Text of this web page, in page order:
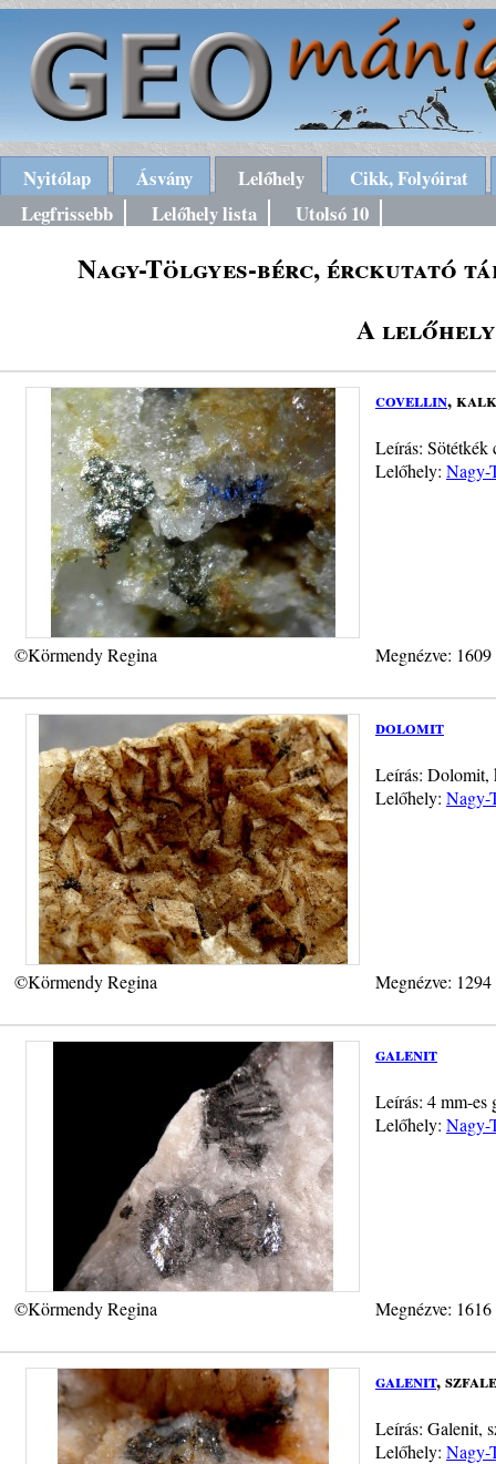
Nyitólap Ásvány Lelőhely
Cikk, Folyóirat
Legfrissebb
Lelőhely lista Utolsó 10
Nagy-Tölgyes-bérc, érckutató
A lelőhely
covellin,
Leírás: Sötétkék
Lelőhely: Nagy-
©Körmendy Regina Megnézve:
dolomit
Leírás: Dolomit,
Lelőhely: Nagy-
©Körmendy Regina Megnézve:
galenit
Leírás: 4 mm-es
Lelőhely: Nagy-
©Körmendy Regina Megnézve:
galenit,
Leírás: Galenit,
Lelőhely: Nagy-